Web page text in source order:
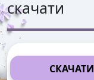
скачати
СКАЧАТИ